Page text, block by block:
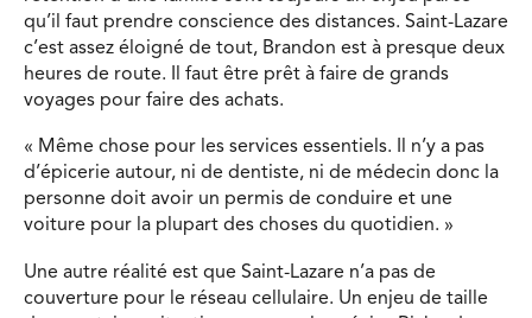
qu’il faut prendre conscience des distances. Saint-Lazare
c’est assez éloigné de tout, Brandon est à presque deux
heures de route. Il faut être prêt à faire de grands
voyages pour faire des achats.
« Même chose pour les services essentiels. Il n’y a pas
d’épicerie autour, ni de dentiste, ni de médecin donc la
personne doit avoir un permis de conduire et une
voiture pour la plupart des choses du quotidien. »
Une autre réalité est que Saint-Lazare n’a pas de
couverture pour le réseau cellulaire. Un enjeu de taille